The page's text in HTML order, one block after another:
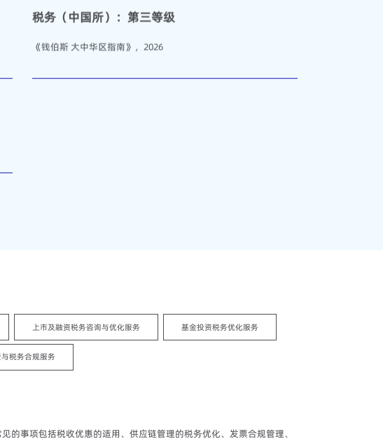
税务（中国所）：第三等级
《钱伯斯 大中华区指南》，2026
上市及融资税务咨询与优化服务 基金投资税务优化服务
税务合规服务
的事项包括税收优惠的适用、供应链管理的税务优化、发票合规管理、